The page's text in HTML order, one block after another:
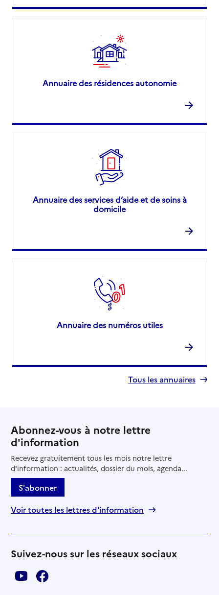
Annuaire des résidences autonomie
Annuaire des services d’aide et de soins à
domicile
Annuaire des numéros utiles
Tous les annuaires
Abonnez-vous à notre lettre
d'information
Recevez gratuitement tous les mois notre lettre
d'information : actualités, dossier du mois, agenda...
S'abonner
Voir toutes les lettres d'information
Suivez-nous sur les réseaux sociaux